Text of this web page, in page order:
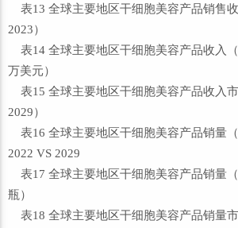
表13 全球主要地区干细胞美容产品销售
2023）
表14 全球主要地区干细胞美容产品收入
万美元）
表15 全球主要地区干细胞美容产品收入
2029）
表16 全球主要地区干细胞美容产品销量
2022 VS 2029
表17 全球主要地区干细胞美容产品销量
瓶）
表18 全球主要地区干细胞美容产品销量